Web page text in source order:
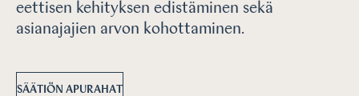
eettisen kehityksen edistäminen sekä
asianajajien arvon kohottaminen.
SÄÄTIÖN APURAHAT